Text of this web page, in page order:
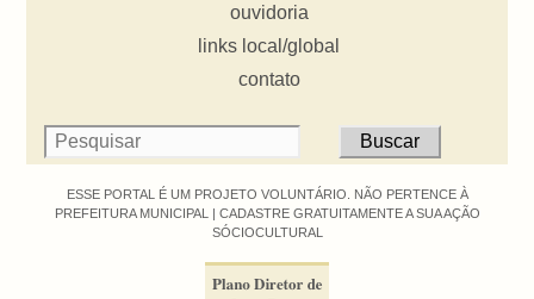
ouvidoria
links local/global
contato
ESSE PORTAL É UM PROJETO VOLUNTÁRIO. NÃO PERTENCE À
PREFEITURA MUNICIPAL | CADASTRE GRATUITAMENTE A SUA AÇÃO
SÓCIOCULTURAL